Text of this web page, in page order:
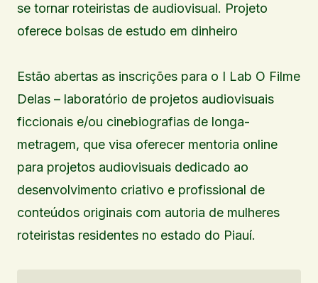
se tornar roteiristas de audiovisual. Projeto
oferece bolsas de estudo em dinheiro
Estão abertas as inscrições para o I Lab O Filme
Delas – laboratório de projetos audiovisuais
ficcionais e/ou cinebiografias de longa-
metragem, que visa oferecer mentoria online
para projetos audiovisuais dedicado ao
desenvolvimento criativo e profissional de
conteúdos originais com autoria de mulheres
roteiristas residentes no estado do Piauí.